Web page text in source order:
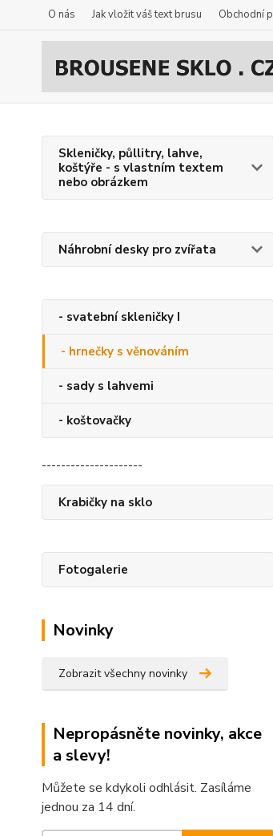
O nás Jak vložit váš text brusu Obchodní
Skleničky, půllitry, lahve,
koštýře - s vlastním textem
nebo obrázkem
Náhrobní desky pro zvířata
- svatební skleničky I
- hrnečky s věnováním
- sady s lahvemi
- koštovačky
---------------------
Krabičky na sklo
Fotogalerie
Novinky
Zobrazit všechny novinky
Nepropásněte novinky, akce
a slevy!
Můžete se kdykoli odhlásit. Zasíláme
jednou za 14 dní.